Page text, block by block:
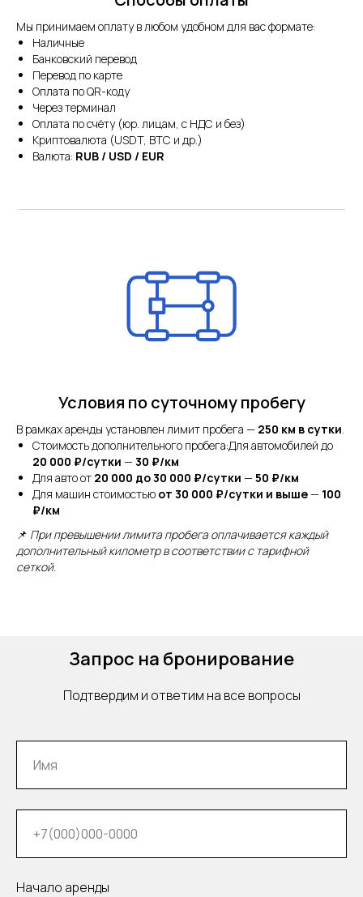
Мы принимаем оплату в любом удобном для вас формате:
Наличные
Банковский перевод
Перевод по карте
Оплата по QR-коду
Через терминал
Оплата по счёту (юр. лицам, с НДС и без)
Криптовалюта (USDT, BTC и др.)
Валюта: RUB / USD / EUR
Условия по суточному пробегу
В рамках аренды установлен лимит пробега — 250 км в сутки
Стоимость дополнительного пробега:Для автомобилей до
20 000 ₽/сутки — 30 ₽/км
Для авто от 20 000 до 30 000 ₽/сутки — 50 ₽/км
Для машин стоимостью от 30 000 ₽/сутки и выше— 100
₽/км
📌 При превышении лимита пробега оплачивается каждый
дополнительный километр в соответствии с тарифной
сеткой.
Запрос на бронирование
Подтвердим и ответим на все вопросы
Начало аренды
Услуги
Знание английского
на вокзал и другой адрес